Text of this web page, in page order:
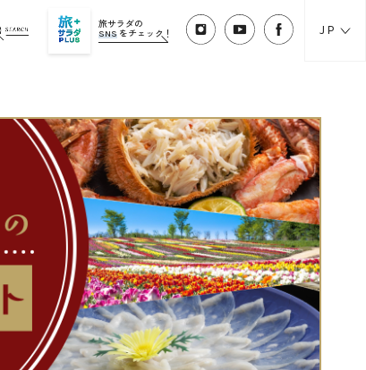
旅サラダの
SNS をチェック！ JP